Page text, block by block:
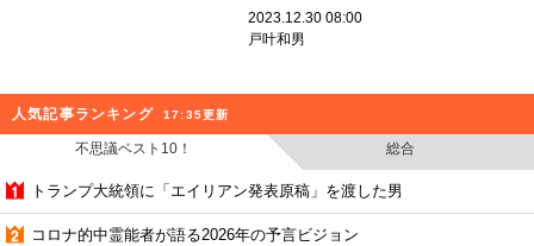
2023.12.30 08:00
戸叶和男
人気記事ランキング 17:35更新
不思議ベスト10！ 総合
トランプ大統領に「エイリアン発表原稿」を渡した男
コロナ的中霊能者が語る2026年の予言ビジョン